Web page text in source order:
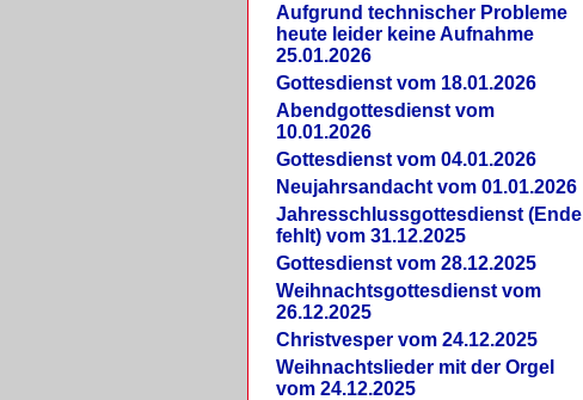
Aufgrund technischer Probleme
heute leider keine Aufnahme
25.01.2026
Gottesdienst vom 18.01.2026
Abendgottesdienst vom
10.01.2026
Gottesdienst vom 04.01.2026
Neujahrsandacht vom 01.01.2026
Jahresschlussgottesdienst (Ende
fehlt) vom 31.12.2025
Gottesdienst vom 28.12.2025
Weihnachtsgottesdienst vom
26.12.2025
Christvesper vom 24.12.2025
Weihnachtslieder mit der Orgel
vom 24.12.2025